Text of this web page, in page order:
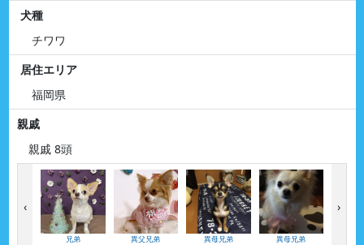
犬種
チワワ
居住エリア
福岡県
親戚
親戚 8頭
兄弟 異父兄弟 異母兄弟 異母兄弟
‹ ›